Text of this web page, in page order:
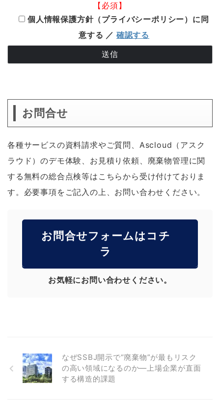
【必須】
個人情報保護方針（プライバシーポリシー）に同
意する ／ 確認する
お問合せ
各種サービスの資料請求やご質問、Ascloud（アスク
ラウド）のデモ体験、お見積り依頼、廃棄物管理に関
する無料の総合点検等はこちらから受け付けておりま
す。必要事項をご記入の上、お問い合わせください。
お問合せフォームはコチ
ラ
お気軽にお問い合わせください。
なぜSSBJ開示で“廃棄物”が最もリスク
の高い領域になるのか―上場企業が直面
する構造的課題